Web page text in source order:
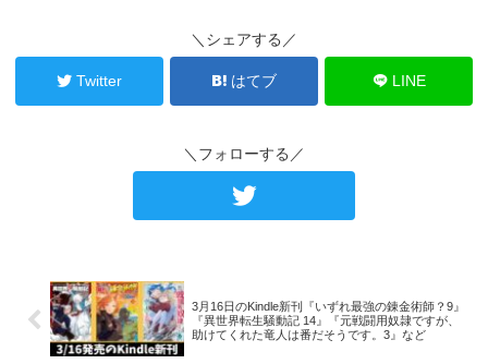
＼シェアする／
Twitter はてブ LINE
＼フォローする／
3月16日のKindle新刊『いずれ最強の錬金術師？9』
『異世界転生騒動記 14』『元戦闘用奴隷ですが、
助けてくれた竜人は番だそうです。3』など